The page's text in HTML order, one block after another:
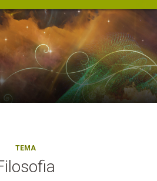
TEMA